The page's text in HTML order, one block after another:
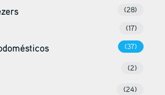
(28)
(17)
(37)
(2)
(24)